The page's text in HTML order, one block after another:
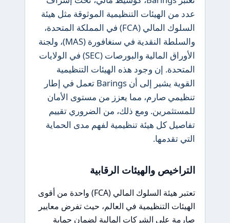
عدد من الهيئات التنظيمية الموثوقة مثل هيئة
السلوك المالي (FCA) في المملكة المتحدة،
والسلطة النقدية في سنغافورة (MAS)، ولجنة
الأوراق المالية والبورصات (SEC) في الولايات
المتحدة. إن وجود هذه الهيئات التنظيمية
القوية يشير إلى أن Barings تعمل في إطار
تنظيمي صارم، مما يعزز من مستوى الأمان
للمستثمرين. ومع ذلك، من الضروري تقييم
تفاصيل كل هيئة تنظيمية لفهم مدى الحماية
التي تقدمها.
التراخيص والهيئات الرقابية
تعتبر هيئة السلوك المالي (FCA) واحدة من أقوى
الهيئات التنظيمية في العالم، حيث تفرض معايير
صارمة على الشركات المالية لضمان حماية